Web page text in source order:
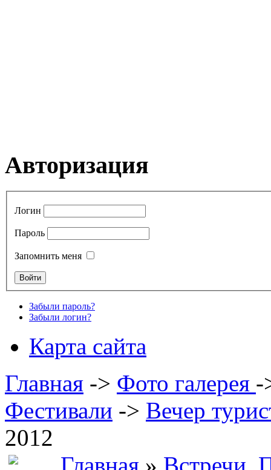
Авторизация
Логин
Пароль
Запомнить меня
Забыли пароль?
Забыли логин?
Карта сайта
Главная -> Фото галерея -
Фестивали -> Вечер
2012